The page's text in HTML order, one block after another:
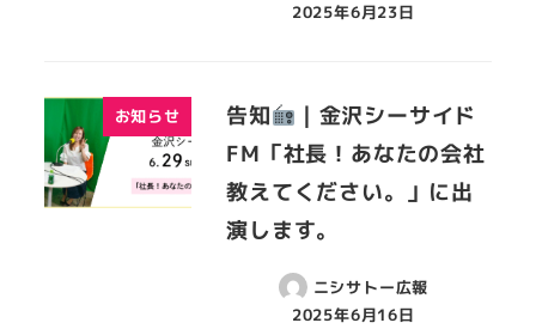
2025年6月23日
お知らせ 告知
| 金沢シーサイド
FM「社長！あなたの会社
教えてください。」に出
演します。
ニシサトー広報
2025年6月16日